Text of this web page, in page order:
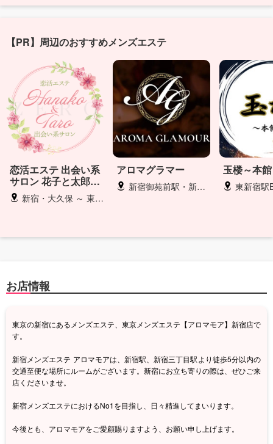
【PR】周辺のおすすめメンズエステ
恋活エステ 出会い系
サロン 花子と太郎
ZERO
新宿・大久保 ～ 東京２３区（ご相談下さい）
アロマグラマー
新宿御苑前駅・新宿三丁目駅
玉楼～本
東新宿駅B3
お店情報
東京の新宿にあるメンズエステ、東京メンズエステ【アロマモア】新宿店で
す。
新宿メンズエステ アロマモアは、新宿駅、新宿三丁目駅より徒歩5分以内の
交通至便な場所にルームがございます。新宿にお立ち寄りの際は、ぜひご来
店くださいませ。
新宿メンズエステにおけるNo1を目指し、日々精進してまいります。
今後とも、アロマモアをご愛顧賜りますよう、お願い申し上げます。